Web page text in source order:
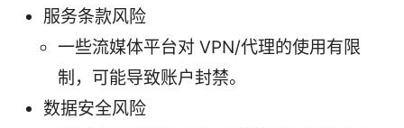
服务条款风险
一些流媒体平台对 VPN/代理的使用有限
制，可能导致账户封禁。
数据安全风险